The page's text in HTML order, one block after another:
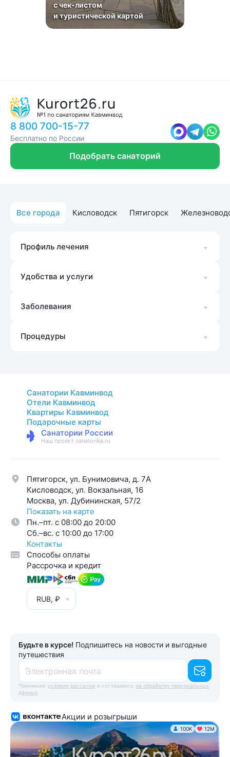
с чек-листом
и туристической картой
8 800 700-15-77
Бесплатно по России
Подобрать санаторий
Все города Кисловодск Пятигорск
Профиль лечения
Удобства и услуги
Заболевания
Процедуры
Санатории Кавминвод
Отели Кавминвод
Квартиры Кавминвод
Подарочные карты
Санатории России
Наш проект sanatorika.ru
Пятигорск, ул. Бунимовича, д. 7A
Кисловодск, ул. Вокзальная, 16
Москва, ул. Дубининская, 57/2
Показать на карте
Пн.–пт. с 08:00 до 20:00
Cб.–вс. с 10:00 до 17:00
Контакты
Способы оплаты
Рассрочка и кредит
RUB, ₽
Будьте в курсе! Подпишитесь на новости и выгодные
путешествия
Электронная почта
Принимаю условия рассылки и соглашаюсь на обработку персональных
данных
Акции и розыгрыши
100K 12М